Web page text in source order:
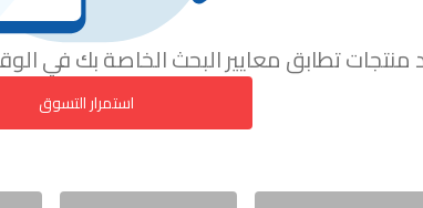
منتجات تطابق معايير البحث الخاصة بك في
استمرار التسوق